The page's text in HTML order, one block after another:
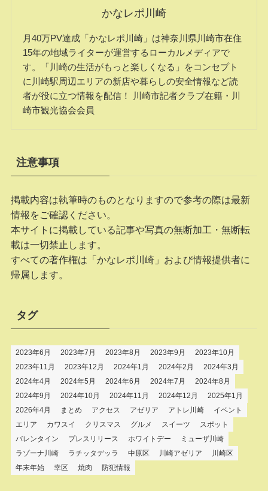
かなレポ川崎
月40万PV達成「かなレポ川崎」は神奈川県川崎市在住
15年の地域ライターが運営するローカルメディアで
す。「川崎の生活がもっと楽しくなる」をコンセプト
に川崎駅周辺エリアの新店や暮らしの安全情報など読
者が役に立つ情報を配信！ 川崎市記者クラブ在籍・川
崎市観光協会会員
注意事項
掲載内容は執筆時のものとなりますので参考の際は最新
情報をご確認ください。
本サイトに掲載している記事や写真の無断加工・無断転
載は一切禁止します。
すべての著作権は「かなレポ川崎」および情報提供者に
帰属します。
タグ
2023年6月 2023年7月 2023年8月 2023年9月
2023年10月
2023年11月
2023年12月 2024年1月 2024年2月
2024年3月
2024年4月
2024年5月 2024年6月 2024年7月
2024年8月
2024年9月
2024年10月 2024年11月 2024年12月
2025年1月
2026年4月
まとめ アクセス アゼリア アトレ川崎
イベント
エリア
カワスイ クリスマス グルメ スイーツ
スポット
バレンタイン
プレスリリース ホワイトデー
ミューザ川崎
ラゾーナ川崎
ラチッタデッラ 中原区 川崎アゼリア
川崎区
年末年始
幸区 焼肉 防犯情報